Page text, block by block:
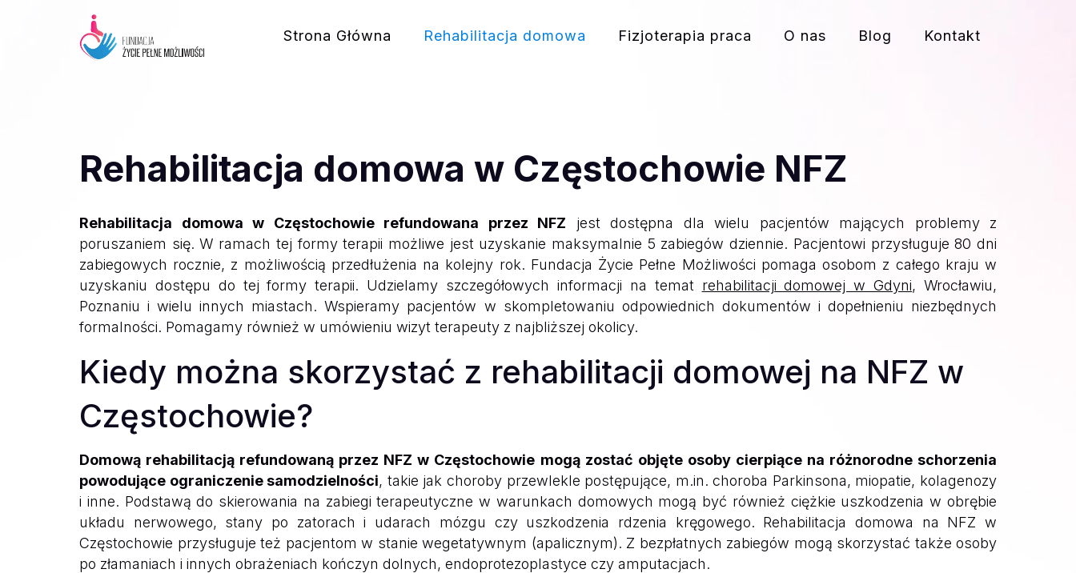
Strona Główna Rehabilitacja domowa Fizjoterapia praca O nas Blog Kontakt
Rehabilitacja domowa w Częstochowie NFZ
Rehabilitacja domowa w Częstochowie refundowana przez NFZ jest dostępna dla wielu pacjentów mających problemy z
poruszaniem się. W ramach tej formy terapii możliwe jest uzyskanie maksymalnie 5 zabiegów dziennie. Pacjentowi przysługuje 80 dni
zabiegowych rocznie, z możliwością przedłużenia na kolejny rok. Fundacja Życie Pełne Możliwości pomaga osobom z całego kraju w
uzyskaniu dostępu do tej formy terapii. Udzielamy szczegółowych informacji na temat rehabilitacji domowej w Gdyni, Wrocławiu,
Poznaniu i wielu innych miastach. Wspieramy pacjentów w skompletowaniu odpowiednich dokumentów i dopełnieniu niezbędnych
formalności. Pomagamy również w umówieniu wizyt terapeuty z najbliższej okolicy.
Kiedy można skorzystać z rehabilitacji domowej na NFZ w
Częstochowie?
Domową rehabilitacją refundowaną przez NFZ w Częstochowie mogą zostać objęte osoby cierpiące na różnorodne schorzenia
powodujące ograniczenie samodzielności, takie jak choroby przewlekle postępujące, m.in. choroba Parkinsona, miopatie, kolagenozy
i inne. Podstawą do skierowania na zabiegi terapeutyczne w warunkach domowych mogą być również ciężkie uszkodzenia w obrębie
układu nerwowego, stany po zatorach i udarach mózgu czy uszkodzenia rdzenia kręgowego. Rehabilitacja domowa na NFZ w
Częstochowie przysługuje też pacjentom w stanie wegetatywnym (apalicznym). Z bezpłatnych zabiegów mogą skorzystać także osoby
po złamaniach i innych obrażeniach kończyn dolnych, endoprotezoplastyce czy amputacjach.